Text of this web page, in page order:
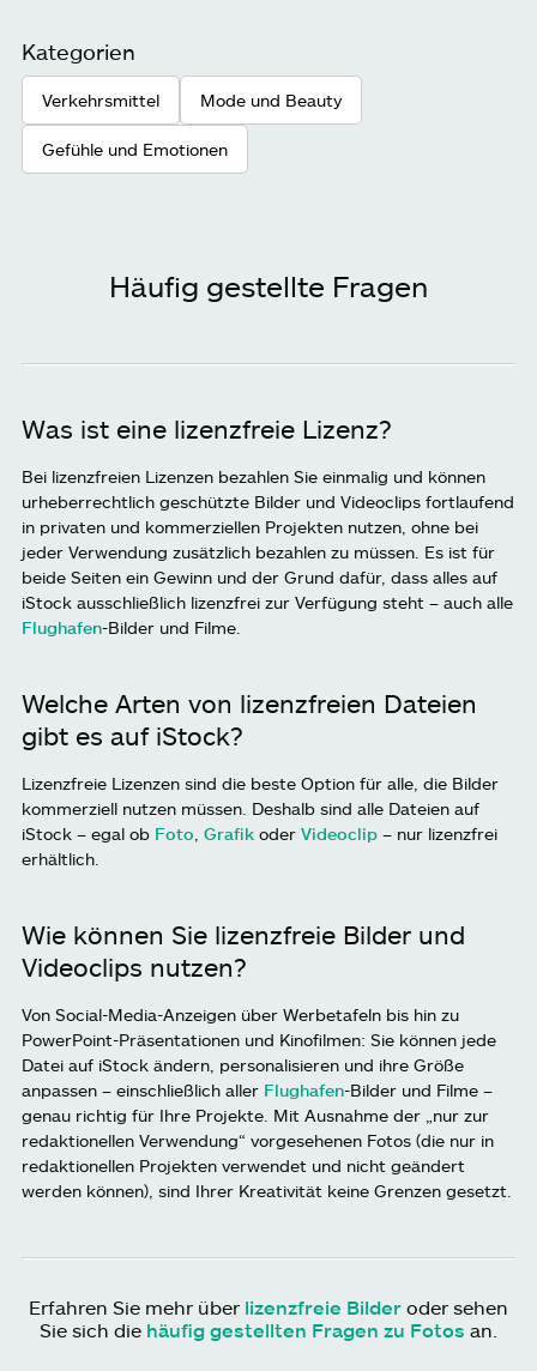
Kategorien
Verkehrsmittel Mode und Beauty
Gefühle und Emotionen
Häufig gestellte Fragen
Was ist eine lizenzfreie Lizenz?
Bei lizenzfreien Lizenzen bezahlen Sie einmalig und können
urheberrechtlich geschützte Bilder und Videoclips fortlaufend
in privaten und kommerziellen Projekten nutzen, ohne bei
jeder Verwendung zusätzlich bezahlen zu müssen. Es ist für
beide Seiten ein Gewinn und der Grund dafür, dass alles auf
iStock ausschließlich lizenzfrei zur Verfügung steht – auch alle
Flughafen-Bilder und Filme.
Welche Arten von lizenzfreien Dateien
gibt es auf iStock?
Lizenzfreie Lizenzen sind die beste Option für alle, die Bilder
kommerziell nutzen müssen. Deshalb sind alle Dateien auf
iStock – egal ob Foto Grafik oder Videoclip – nur lizenzfrei
erhältlich.
Wie können Sie lizenzfreie Bilder und
Videoclips nutzen?
Von Social-Media-Anzeigen über Werbetafeln bis hin zu
PowerPoint-Präsentationen und Kinofilmen: Sie können jede
Datei auf iStock ändern, personalisieren und ihre Größe
anpassen – einschließlich aller Flughafen-Bilder und Filme –
genau richtig für Ihre Projekte. Mit Ausnahme der „nur zur
redaktionellen Verwendung“ vorgesehenen Fotos (die nur in
redaktionellen Projekten verwendet und nicht geändert
werden können), sind Ihrer Kreativität keine Grenzen gesetzt.
Erfahren Sie mehr über lizenzfreie Bilder oder sehen
Sie sich die häufig gestellten Fragen zu Fotos an.